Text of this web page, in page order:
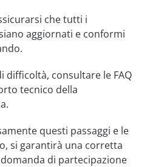
che tutti i
aggiornati e conformi
difficoltà, consultare le FAQ
tecnico della
questi passaggi e le
si garantirà una corretta
di partecipazione